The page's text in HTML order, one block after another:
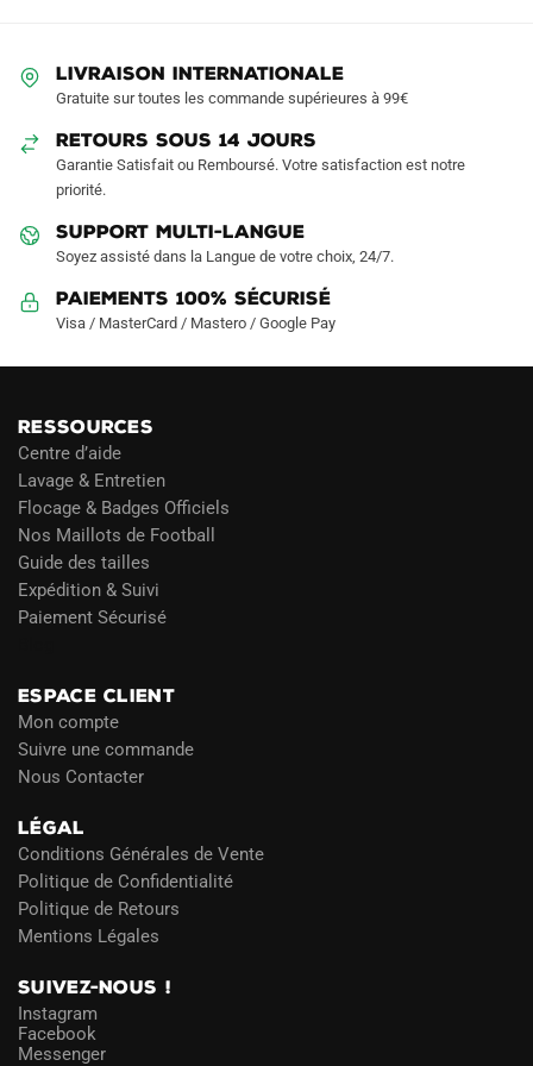
choisies
la
page
produit
page
LIVRAISON INTERNATIONALE
Gratuite sur toutes les commande supérieures à 99€
RETOURS SOUS 14 JOURS
Garantie Satisfait ou Remboursé. Votre satisfaction est notre
priorité.
SUPPORT MULTI-LANGUE
Soyez assisté dans la Langue de votre choix, 24/7.
Paiements 100% Sécurisé
Visa / MasterCard / Mastero / Google Pay
RESSOURCES
Centre d’aide
Lavage & Entretien
Flocage & Badges Officiels
Nos Maillots de Football
Guide des tailles
Expédition & Suivi
Paiement Sécurisé
ESPACE CLIENT
Mon compte
Suivre une commande
Nous Contacter
LÉGAL
Conditions Générales de Vente
Politique de Confidentialité
Politique de Retours
Mentions Légales
SUIVEZ-NOUS !
Instagram
Facebook
Messenger